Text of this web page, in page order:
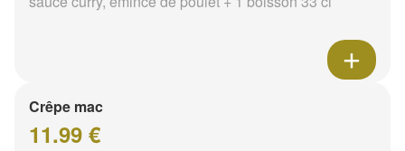
Crêpe mac
11.99 €